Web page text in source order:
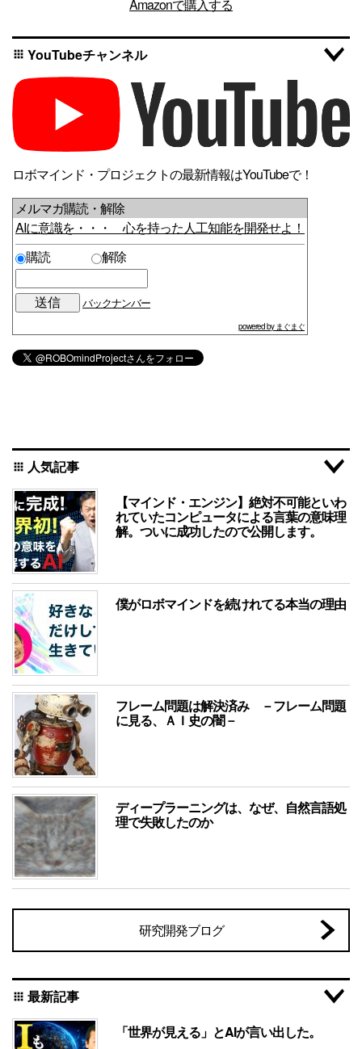
Amazonで購入する
apps YouTubeチャンネル
ロボマインド・プロジェクトの最新情報はYouTubeで！
メルマガ購読・解除
AIに意識を・・・ 心を持った人工知能を開発せよ！
購読
解除
バックナンバー
powered by まぐまぐ
apps 人気記事
【マインド・エンジン】絶対不可能といわ
れていたコンピュータによる言葉の意味理
解。ついに成功したので公開します。
僕がロボマインドを続けれてる本当の理由
フレーム問題は解決済み －フレーム問題
に見る、ＡＩ史の闇－
ディープラーニングは、なぜ、自然言語処
理で失敗したのか
研究開発ブログ
apps 最新記事
「世界が見える」とAIが言い出した。